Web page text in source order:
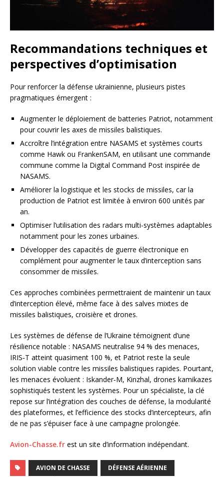
Recommandations techniques et
perspectives d’optimisation
Pour renforcer la défense ukrainienne, plusieurs pistes
pragmatiques émergent :
Augmenter le déploiement de batteries Patriot, notamment
pour couvrir les axes de missiles balistiques.
Accroître l’intégration entre NASAMS et systèmes courts
comme Hawk ou FrankenSAM, en utilisant une commande
commune comme la Digital Command Post inspirée de
NASAMS.
Améliorer la logistique et les stocks de missiles, car la
production de Patriot est limitée à environ 600 unités par
an.
Optimiser l’utilisation des radars multi-systèmes adaptables
notamment pour les zones urbaines.
Développer des capacités de guerre électronique en
complément pour augmenter le taux d’interception sans
consommer de missiles.
Ces approches combinées permettraient de maintenir un taux
d’interception élevé, même face à des salves mixtes de
missiles balistiques, croisière et drones.
Les systèmes de défense de l’Ukraine témoignent d’une
résilience notable : NASAMS neutralise 94 % des menaces,
IRIS‑T atteint quasiment 100 %, et Patriot reste la seule
solution viable contre les missiles balistiques rapides. Pourtant,
les menaces évoluent : Iskander‑M, Kinzhal, drones kamikazes
sophistiqués testent les systèmes. Pour un spécialiste, la clé
repose sur l’intégration des couches de défense, la modularité
des plateformes, et l’efficience des stocks d’intercepteurs, afin
de ne pas s’épuiser face à une campagne prolongée.
Avion-Chasse.fr est un site d’information indépendant.
AVION DE CHASSE DÉFENSE AÉRIENNE